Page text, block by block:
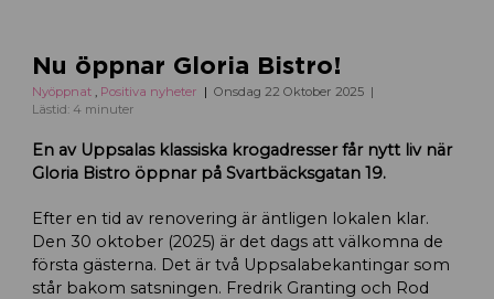
Nu öppnar Gloria Bistro!
Nyöppnat , Positiva nyheter
Onsdag 22 Oktober 2025
Lästid: 4 minuter
En av Uppsalas klassiska krogadresser får nytt liv när
Gloria Bistro öppnar på Svartbäcksgatan 19.
Efter en tid av renovering är äntligen lokalen klar.
Den 30 oktober (2025) är det dags att välkomna de
första gästerna. Det är två Uppsalabekantingar som
står bakom satsningen. Fredrik Granting och Rod